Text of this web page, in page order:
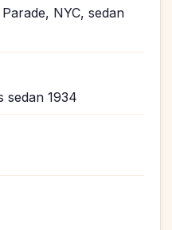
NYC, sedan
sedan 1934